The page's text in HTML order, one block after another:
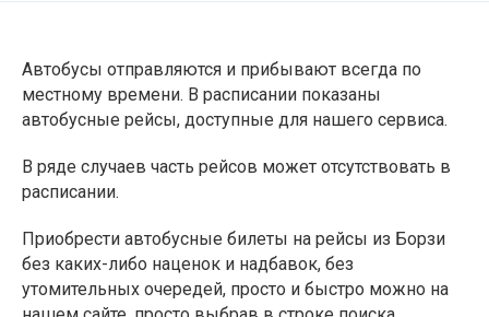
Автобусы отправляются и прибывают всегда по
местному времени. В расписании показаны
автобусные рейсы, доступные для нашего сервиса.
В ряде случаев часть рейсов может отсутствовать в
расписании.
Приобрести автобусные билеты на рейсы из Борзи
без каких-либо наценок и надбавок, без
утомительных очередей, просто и быстро можно на